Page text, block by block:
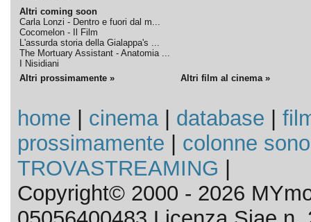
Altri coming soon
Carla Lonzi - Dentro e fuori dal m...
Cocomelon - Il Film
L'assurda storia della Gialappa's ...
The Mortuary Assistant - Anatomia ...
I Nisidiani
Altri prossimamente » Altri film al cinema »
home cinema| database
prossimamente
colonne
TROVASTREAMING
Copyright© 2000 - 2026